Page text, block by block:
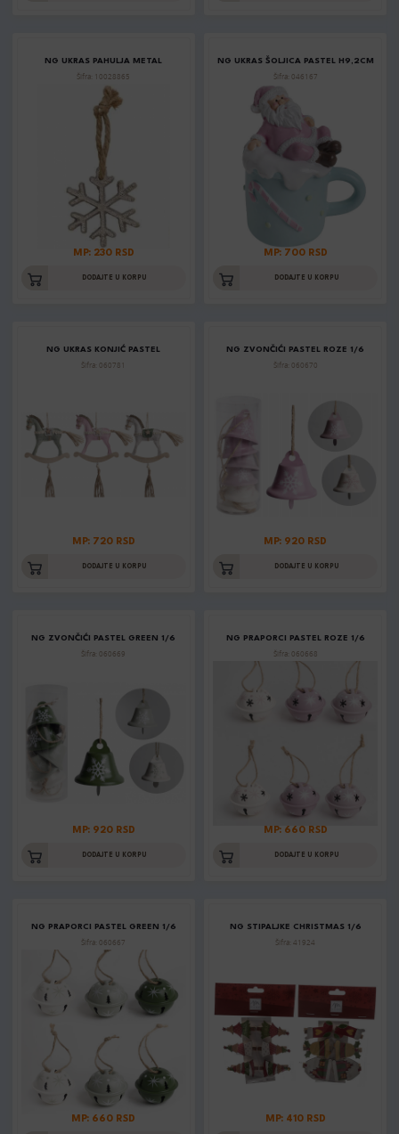
NG UKRAS PAHULJA METAL
Šifra: 10028865
MP: 230 RSD
DODAJTE U KORPU
NG UKRAS ŠOLJICA PASTEL H9,2CM
Šifra: 046167
MP: 700 RSD
DODAJTE U KORPU
NG UKRAS KONJIĆ PASTEL
Šifra: 060781
MP: 720 RSD
DODAJTE U KORPU
NG ZVONČIĆI PASTEL ROZE 1/6
Šifra: 060670
MP: 920 RSD
DODAJTE U KORPU
NG ZVONČIĆI PASTEL GREEN 1/6
Šifra: 060669
MP: 920 RSD
DODAJTE U KORPU
NG PRAPORCI PASTEL ROZE 1/6
Šifra: 060668
MP: 660 RSD
DODAJTE U KORPU
NG PRAPORCI PASTEL GREEN 1/6
Šifra: 060667
MP: 660 RSD
NG STIPALJKE CHRISTMAS 1/6
Šifra: 41924
MP: 410 RSD